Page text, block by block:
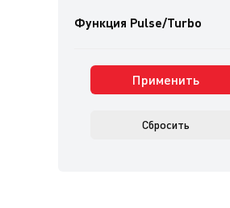
Функция Pulse/Turbo
Применить
Сбросить